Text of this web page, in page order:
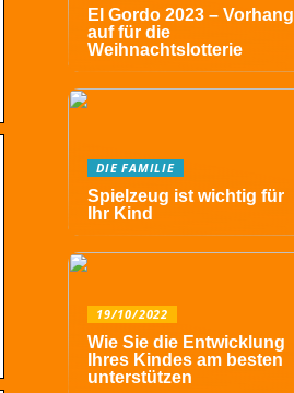
El Gordo 2023 – Vorhang
auf für die
Weihnachtslotterie
DIE FAMILIE
Spielzeug ist wichtig für
Ihr Kind
19/10/2022
Wie Sie die Entwicklung
Ihres Kindes am besten
unterstützen